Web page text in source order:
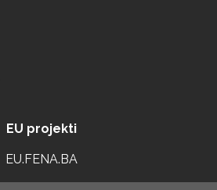
EU projekti
EU.FENA.BA